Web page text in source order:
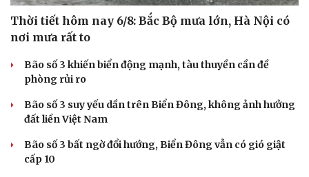
Thời tiết hôm nay 6/8: Bắc Bộ mưa lớn, Hà Nội có
nơi mưa rất to
Bão số 3 khiến biển động mạnh, tàu thuyền cần đề
phòng rủi ro
Bão số 3 suy yếu dần trên Biển Đông, không ảnh hưởng
đất liền Việt Nam
Bão số 3 bất ngờ đổi hướng, Biển Đông vẫn có gió giật
cấp 10